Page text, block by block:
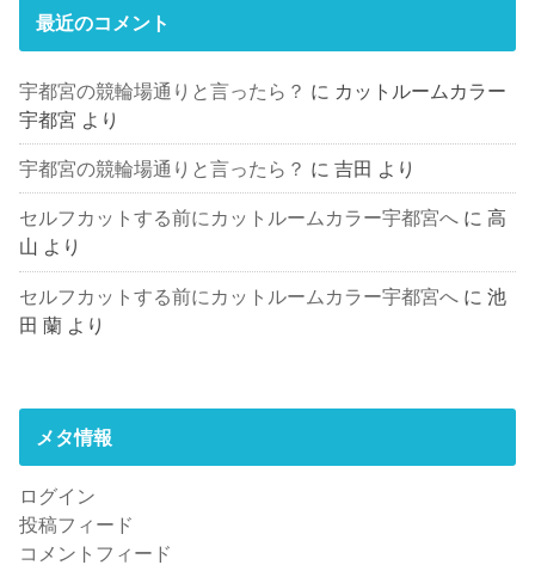
最近のコメント
宇都宮の競輪場通りと言ったら？ に カットルームカラー
宇都宮 より
宇都宮の競輪場通りと言ったら？ に吉田 より
セルフカットする前にカットルームカラー宇都宮へ に高
山 より
セルフカットする前にカットルームカラー宇都宮へ に池
田 蘭 より
メタ情報
ログイン
投稿フィード
コメントフィード